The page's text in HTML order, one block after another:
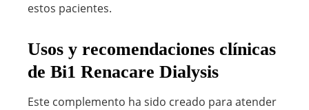
estos pacientes.
Usos y recomendaciones clínicas
de Bi1 Renacare Dialysis
Este complemento ha sido creado para atender